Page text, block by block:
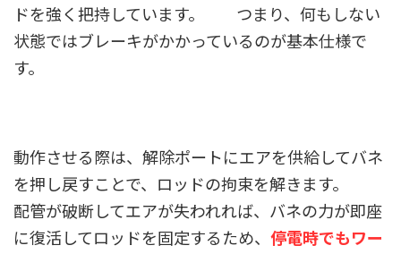
ドを強く把持しています。 つまり、何もしない
状態ではブレーキがかかっているのが基本仕様で
す。
動作させる際は、解除ポートにエアを供給してバネ
を押し戻すことで、ロッドの拘束を解きます。
配管が破断してエアが失われれば、バネの力が即座
に復活してロッドを固定するため、 停電時でもワー